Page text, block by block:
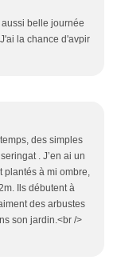
aussi belle journée
la chance d'avpir
des simples
. J’en ai un
plantés à mi ombre,
Ils débutent à
des arbustes
son jardin.<br />